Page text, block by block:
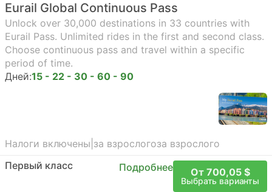
Eurail Global Continuous Pass
Unlock over 30,000 destinations in 33 countries with
Eurail Pass. Unlimited rides in the first and second class.
Choose continuous pass and travel within a specific
period of time.
Дней:15 - 22 - 30 - 60 - 90
Налоги включены за взрослогоза взрослого
Первый класс
Подробнее От 700,05 $
Выбрать варианты